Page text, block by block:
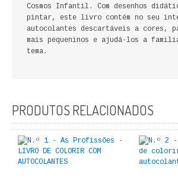
LITERATURA
BIOGRAFIA
POESIA E TEATRO
Cosmos Infantil. Com desenhos
pintar, este livro contém no seu
autocolantes descartáveis a cores,
mais pequeninos e ajudá-los a
tema.
PRODUTOS RELACIONADOS